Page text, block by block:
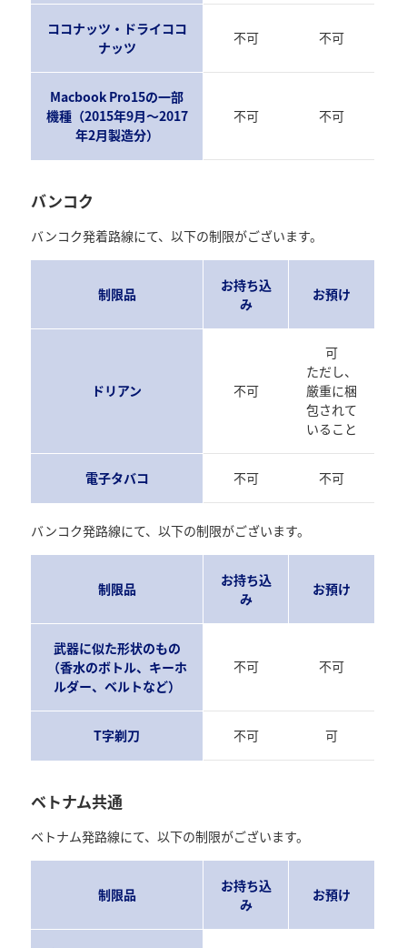
ココナッツ・ドライココ
ナッツ
不可 不可
Macbook Pro15の一部
機種（2015年9月～2017
年2月製造分）
不可 不可
バンコク
バンコク発着路線にて、以下の制限がございます。
制限品
お持ち込
み
お預け
ドリアン 不可
可
ただし、
厳重に梱
包されて
いること
電子タバコ 不可 不可
バンコク発路線にて、以下の制限がございます。
制限品
お持ち込
み
お預け
武器に似た形状のもの
（香水のボトル、キーホ
ルダー、ベルトなど）
不可 不可
T字剃刀 不可 可
ベトナム共通
ベトナム発路線にて、以下の制限がございます。
制限品
お持ち込
み
お預け